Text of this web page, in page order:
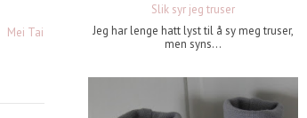
Mei Tai
Slik syr jeg truser
Jeg har lenge hatt lyst til å sy meg truser,
men syns...